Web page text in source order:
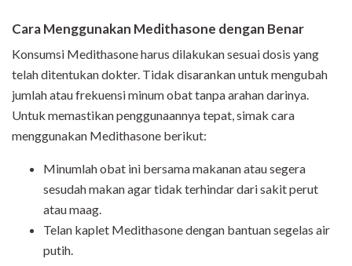
Cara Menggunakan Medithasone dengan Benar
Konsumsi Medithasone harus dilakukan sesuai dosis yang
telah ditentukan dokter. Tidak disarankan untuk mengubah
jumlah atau frekuensi minum obat tanpa arahan darinya.
Untuk memastikan penggunaannya tepat, simak cara
menggunakan Medithasone berikut:
Minumlah obat ini bersama makanan atau segera
sesudah makan agar tidak terhindar dari sakit perut
atau maag.
Telan kaplet Medithasone dengan bantuan segelas air
putih.